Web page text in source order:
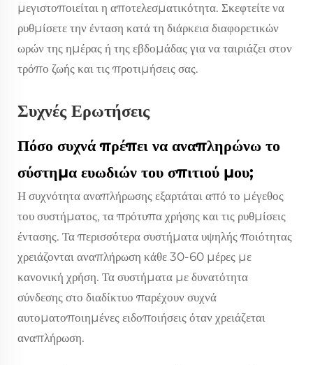
μεγιστοποιείται η αποτελεσματικότητα. Σκεφτείτε να
ρυθμίσετε την ένταση κατά τη διάρκεια διαφορετικών
ωρών της ημέρας ή της εβδομάδας για να ταιριάζει στον
τρόπο ζωής και τις προτιμήσεις σας.
Συχνές Ερωτήσεις
Πόσο συχνά πρέπει να αναπληρώνω το
σύστημα ευωδιών του σπιτιού μου;
Η συχνότητα αναπλήρωσης εξαρτάται από το μέγεθος
του συστήματος, τα πρότυπα χρήσης και τις ρυθμίσεις
έντασης. Τα περισσότερα συστήματα υψηλής ποιότητας
χρειάζονται αναπλήρωση κάθε 30-60 μέρες με
κανονική χρήση. Τα συστήματα με δυνατότητα
σύνδεσης στο διαδίκτυο παρέχουν συχνά
αυτοματοποιημένες ειδοποιήσεις όταν χρειάζεται
αναπλήρωση.